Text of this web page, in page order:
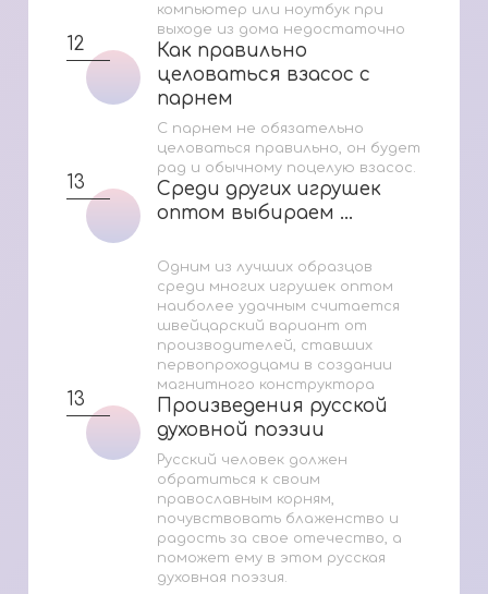
компьютер или ноутбук при
выходе из дома недостаточно
12
Как правильно
целоваться взасос с
парнем
Как правильно
целоваться взасос с
парнем
С парнем не обязательно
целоваться правильно, он будет
рад и обычному поцелую взасос.
13
Среди других игрушек
оптом выбираем ...
Среди других игрушек
оптом выбираем ...
Одним из лучших образцов
среди многих игрушек оптом
наиболее удачным считается
швейцарский вариант от
производителей, ставших
первопроходцами в создании
магнитного конструктора
13
Произведения русской
духовной поэзии
Произведения русской
духовной поэзии
Русский человек должен
обратиться к своим
православным корням,
почувствовать блаженство и
радость за свое отечество, а
поможет ему в этом русская
духовная поэзия.